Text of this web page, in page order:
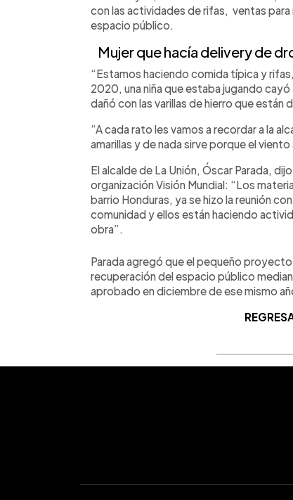
con las actividades de rifas, ventas
espacio público.
Mujer que hacía delivery de
“Estamos haciendo comida típica y
2020, una niña que estaba jugando
dañó con las varillas de hierro que están
“A cada rato les vamos a recordar a la
amarillas y de nada sirve porque el viento
El alcalde de La Unión, Óscar Parada,
organización Visión Mundial: “Los
barrio Honduras, ya se hizo la reunión
comunidad y ellos están haciendo
obra”.
Parada agregó que el pequeño proyecto
recuperación del espacio público
aprobado en diciembre de ese mismo